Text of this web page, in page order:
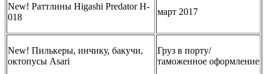
New! Раттлины Higashi Predator H-
018
март 2017
New! Пилькеры, инчику, бакучи,
октопусы Asari
Груз в порту/
таможенное оформление